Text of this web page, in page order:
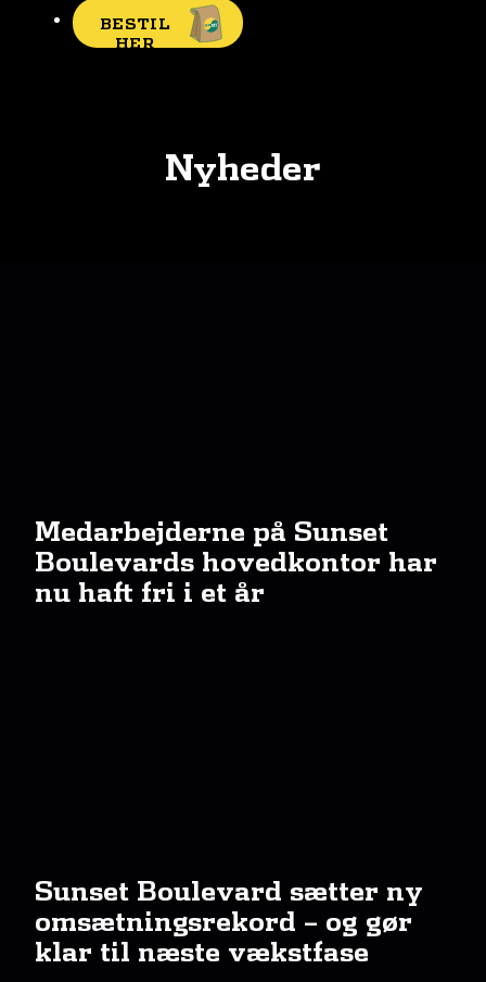
BESTIL
HER
Nyheder
Medarbejderne på Sunset
Boulevards hovedkontor har
nu haft fri i et år
Sunset Boulevard sætter ny
omsætningsrekord – og gør
klar til næste vækstfase